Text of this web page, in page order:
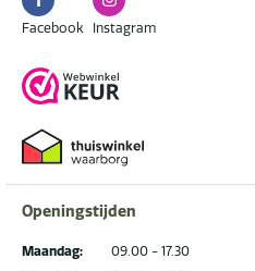
Facebook
Facebook
Instagram
Instagram
Openingstijden
Maandag:
09.00 - 17.30